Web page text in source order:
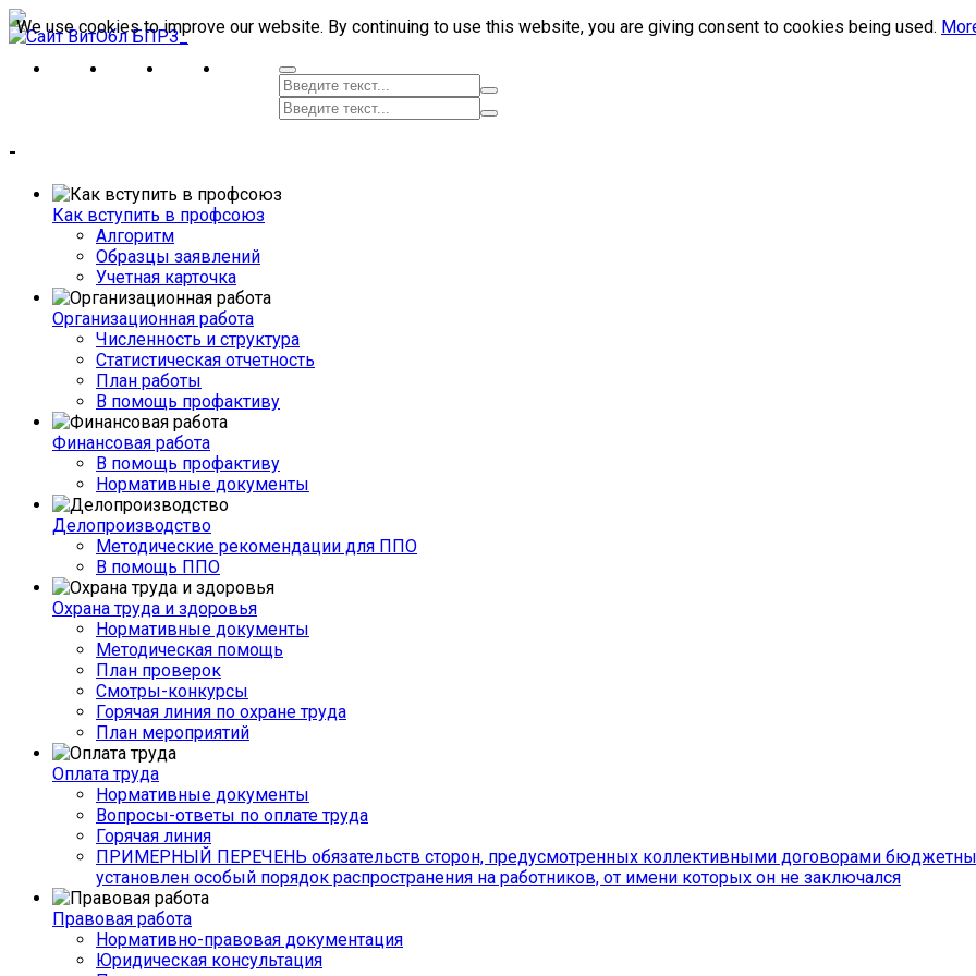
-
Как вступить в профсоюз
Алгоритм
Образцы заявлений
Учетная карточка
Организационная работа
Численность и структура
Статистическая отчетность
План работы
В помощь профактиву
Финансовая работа
В помощь профактиву
Нормативные документы
Делопроизводство
Методические рекомендации для ППО
В помощь ППО
Охрана труда и здоровья
Нормативные документы
Методическая помощь
План проверок
Смотры-конкурсы
Горячая линия по охране труда
План мероприятий
Оплата труда
Нормативные документы
Вопросы-ответы по оплате труда
Горячая линия
ПРИМЕРНЫЙ ПЕРЕЧЕНЬ обязательств сторон, предусмотренных коллективными договорами
установлен особый порядок распространения на работников, от имени которых он не заключался
Правовая работа
Нормативно-правовая документация
Юридическая консультация
We use cookies to improve our website. By continuing to use this website, you are giving consent to cookies being used.